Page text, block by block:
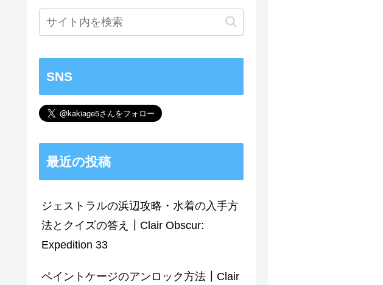
SNS
最近の投稿
ジェストラルの浜辺攻略・水着の入手方
法とクイズの答え┃Clair Obscur:
Expedition 33
ペイントケージのアンロック方法┃Clair